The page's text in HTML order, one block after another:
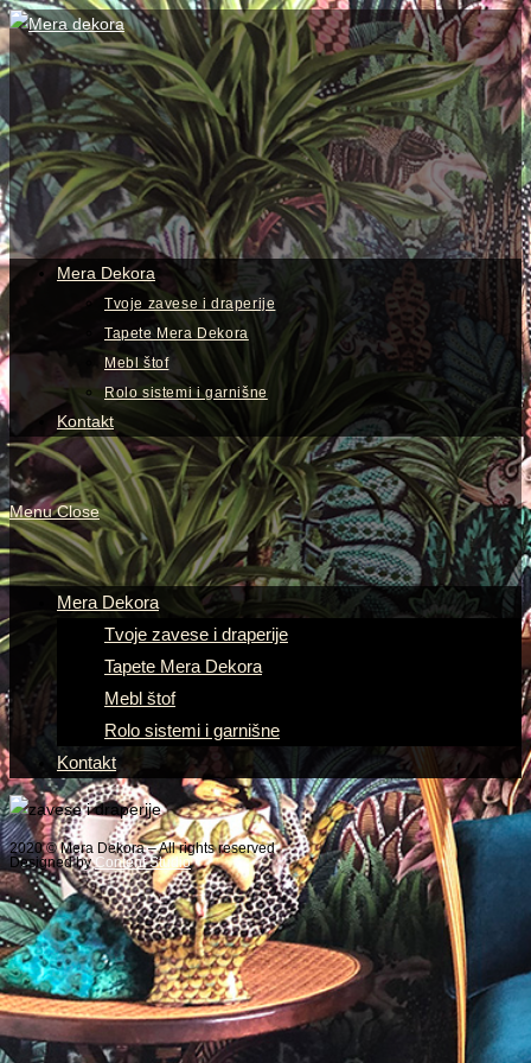
Skip
to
content
View
website
Menu
Mera Dekora
Tvoje zavese i draperije
Tapete Mera Dekora
Mebl štof
Rolo sistemi i garnišne
Kontakt
Menu Close
Mera Dekora
Tvoje zavese i draperije
Tapete Mera Dekora
Mebl štof
Rolo sistemi i garnišne
Kontakt
2020 © Mera Dekora – All rights reserved
Designed byContent Studio